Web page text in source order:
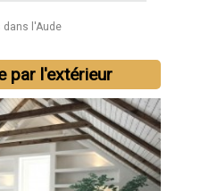
dans l'Aude
par l'extérieur